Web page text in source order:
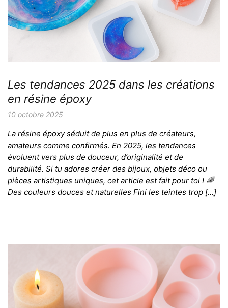
Les tendances 2025 dans les créations
en résine époxy
10 octobre 2025
La résine époxy séduit de plus en plus de créateurs,
amateurs comme confirmés. En 2025, les tendances
évoluent vers plus de douceur, d’originalité et de
durabilité. Si tu adores créer des bijoux, objets déco ou
pièces artistiques uniques, cet article est fait pour toi ! 🌈
Des couleurs douces et naturelles Fini les teintes trop […]